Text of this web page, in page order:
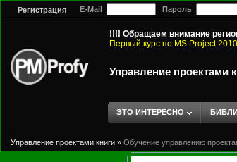
Регистрация E-Mail Пароль
!!!! Обращаем внимание
Первый курс по MS Project
Управление проектами
ЭТО ИНТЕРЕСНО
Управление проектами книги » Обучение управлению